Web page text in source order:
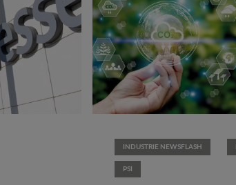
INDUSTRIE NEWSFLASH
PSI